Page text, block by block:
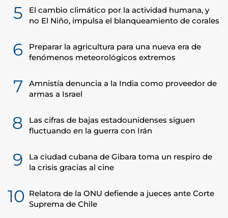
5
El cambio climático por la actividad humana, y
no El Niño, impulsa el blanqueamiento de corales
6
Preparar la agricultura para una nueva era de
fenómenos meteorológicos extremos
7
Amnistía denuncia a la India como proveedor de
armas a Israel
8
Las cifras de bajas estadounidenses siguen
fluctuando en la guerra con Irán
9
La ciudad cubana de Gibara toma un respiro de
la crisis gracias al cine
10 Relatora de la ONU defiende a jueces ante Corte
Suprema de Chile